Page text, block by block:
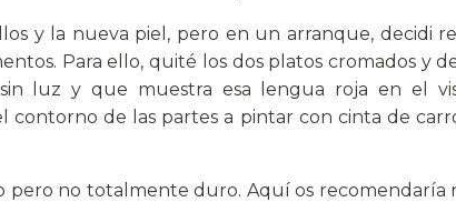
y la nueva piel, pero en un arranque, decidi
Para ello, quité los dos platos cromados y
luz y que muestra esa lengua roja en el
de las partes a pintar con cinta de
pero no totalmente duro. Aquí os recomendaría